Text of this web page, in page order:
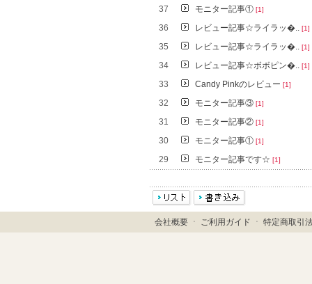
37 モニター記事① [1]
36 レビュー記事☆ライラッ�.. [1]
35 レビュー記事☆ライラッ�.. [1]
34 レビュー記事☆ボボピン�.. [1]
33 Candy Pinkのレビュー [1]
32 モニター記事③ [1]
31 モニター記事② [1]
30 モニター記事① [1]
29 モニター記事です☆ [1]
会社概要ㆍ ご利用ガイド ㆍ 特定商取引